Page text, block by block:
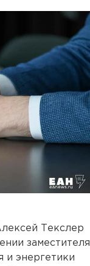
Текслер
заместителя
и энергетики